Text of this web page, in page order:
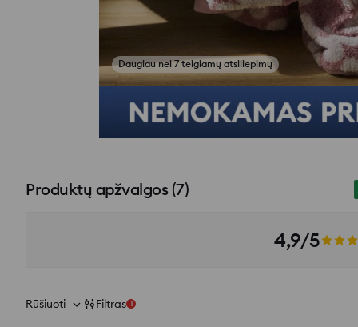
Žiūrėti atsiliepimų nuotraukas
Produktų apžvalgos(7)
4,9/5
Rūšiuoti Filtras 1